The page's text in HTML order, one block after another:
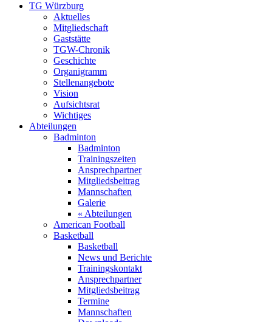
TG Würzburg
Aktuelles
Mitgliedschaft
Gaststätte
TGW-Chronik
Geschichte
Organigramm
Stellenangebote
Vision
Aufsichtsrat
Wichtiges
Abteilungen
Badminton
Badminton
Trainingszeiten
Ansprechpartner
Mitgliedsbeitrag
Mannschaften
Galerie
« Abteilungen
American Football
Basketball
Basketball
News und Berichte
Trainingskontakt
Ansprechpartner
Mitgliedsbeitrag
Termine
Mannschaften